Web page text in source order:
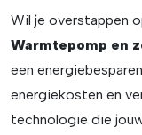
Wil je overstappen
Warmtepomp en
een
energiekosten en
technologie die